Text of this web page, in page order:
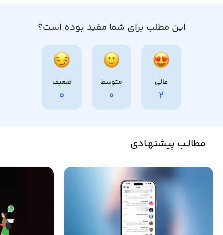
این مطلب برای شما مفید بوده است؟
عالی
2
متوسط
0
ضعیف
0
مطالـب پیشنهـادی